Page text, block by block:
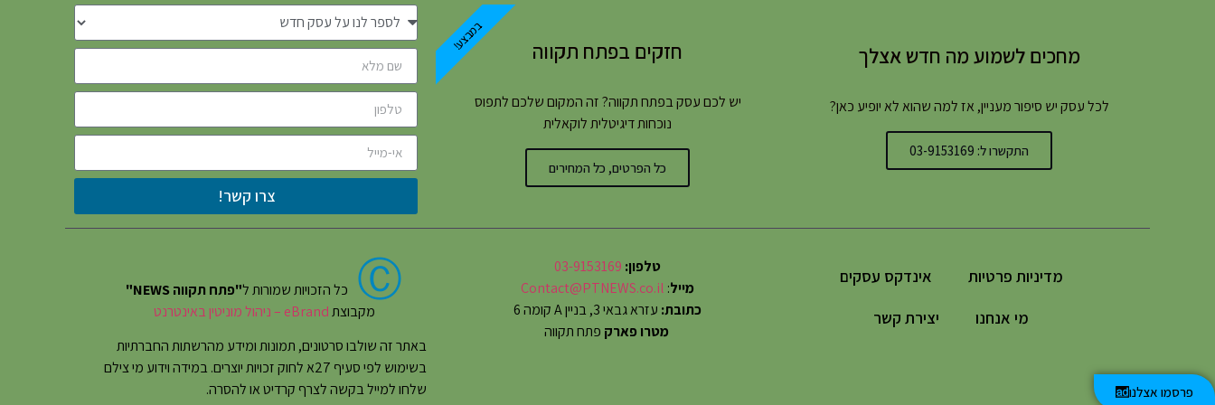
פרסמו אצלנו
מחכים לשמוע מה חדש אצלך
לכל עסק יש סיפור מעניין, אז למה שהוא לא יופיע כאן?
התקשרו ל: 03-9153169
חזקים בפתח תקווה
יש לכם עסק בפתח תקווה? זה המקום שלכם לתפוס
נוכחות דיגיטלית לוקאלית
כל הפרטים, כל המחירים
במבצע!
צרו קשר!
מדיניות פרטיות
אינדקס עסקים
מי אנחנו
יצירת קשר
טלפון: 03-9153169
מייל:
Contact@PTNEWS.co.il
כתובת: עזרא גבאי 3, בניין A קומה 6
מטרו פארק פתח תקווה
Ⓒ כל הזכויות שמורות ל"פתח תקווה NEWS"
מקבוצתeBrand – ניהול מוניטין באינטרנט
באתר זה שולבו סרטונים, תמונות ומידע מהרשתות החברתיות
בשימוש לפי סעיף 27א לחוק זכויות יוצרים. במידה וידוע מי צילם
שלחו למייל בקשה לצרף קרדיט או להסרה.